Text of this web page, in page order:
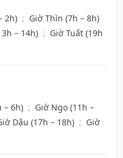
2h) ; Giờ Thìn (7h – 8h)
– 14h) ; Giờ Tuất (19h
– 6h) ; Giờ Ngọ (11h –
Dậu (17h – 18h) ; Giờ